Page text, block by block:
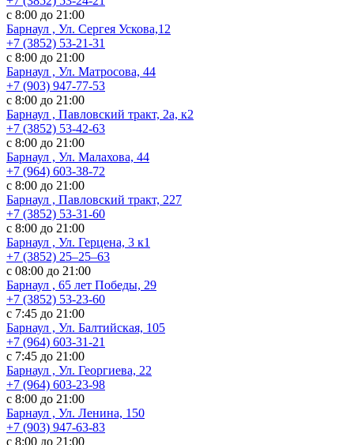
с 8:00 до 21:00
Барнаул , Ул. Сергея Ускова,12
+7 (3852) 53-21-31
с 8:00 до 21:00
Барнаул , Ул. Матросова, 44
+7 (903) 947-77-53
с 8:00 до 21:00
Барнаул , Павловский тракт, 2а, к2
+7 (3852) 53-42-63
с 8:00 до 21:00
Барнаул , Ул. Малахова, 44
+7 (964) 603-38-72
с 8:00 до 21:00
Барнаул , Павловский тракт, 227
+7 (3852) 53-31-60
с 8:00 до 21:00
Барнаул , Ул. ​Герцена, 3 к1
+7 (3852) 25‒25‒63
с 08:00 до 21:00
Барнаул , 65 лет Победы, 29
+7 (3852) 53-23-60
с 7:45 до 21:00
Барнаул , Ул. Балтийская, 105
+7 (964) 603-31-21
с 7:45 до 21:00
Барнаул , Ул. Георгиева, 22
+7 (964) 603-23-98
с 8:00 до 21:00
Барнаул , Ул. Ленина, 150
+7 (903) 947-63-83
с 8:00 до 21:00